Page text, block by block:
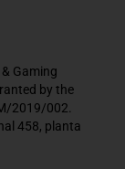
Gaming
by the
2019/002.
458, planta